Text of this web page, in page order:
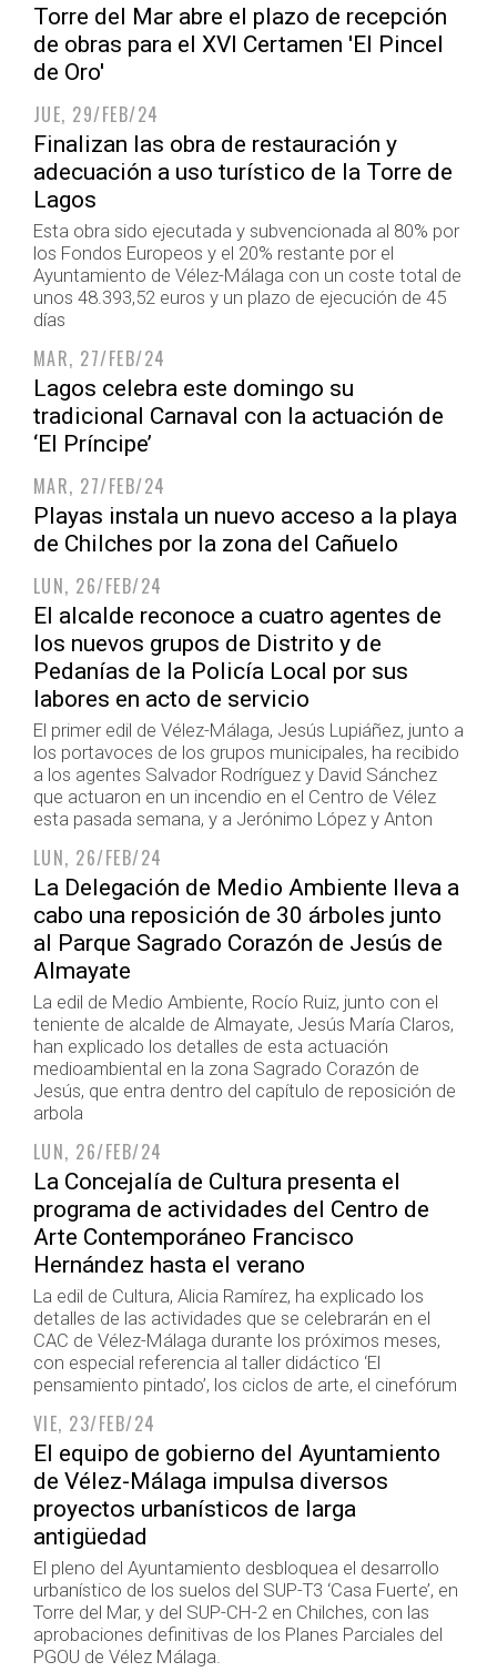
Torre del Mar abre el plazo de recepción
de obras para el XVI Certamen 'El Pincel
de Oro'
JUE, 29/FEB/24
Finalizan las obra de restauración y
adecuación a uso turístico de la Torre de
Lagos
Esta obra sido ejecutada y subvencionada al 80% por
los Fondos Europeos y el 20% restante por el
Ayuntamiento de Vélez-Málaga con un coste total de
unos 48.393,52 euros y un plazo de ejecución de 45
días
MAR, 27/FEB/24
Lagos celebra este domingo su
tradicional Carnaval con la actuación de
‘El Príncipe’
MAR, 27/FEB/24
Playas instala un nuevo acceso a la playa
de Chilches por la zona del Cañuelo
LUN, 26/FEB/24
El alcalde reconoce a cuatro agentes de
los nuevos grupos de Distrito y de
Pedanías de la Policía Local por sus
labores en acto de servicio
El primer edil de Vélez-Málaga, Jesús Lupiáñez, junto a
los portavoces de los grupos municipales, ha recibido
a los agentes Salvador Rodríguez y David Sánchez
que actuaron en un incendio en el Centro de Vélez
esta pasada semana, y a Jerónimo López y Anton
LUN, 26/FEB/24
La Delegación de Medio Ambiente lleva a
cabo una reposición de 30 árboles junto
al Parque Sagrado Corazón de Jesús de
Almayate
La edil de Medio Ambiente, Rocío Ruiz, junto con el
teniente de alcalde de Almayate, Jesús María Claros,
han explicado los detalles de esta actuación
medioambiental en la zona Sagrado Corazón de
Jesús, que entra dentro del capítulo de reposición de
arbola
LUN, 26/FEB/24
La Concejalía de Cultura presenta el
programa de actividades del Centro de
Arte Contemporáneo Francisco
Hernández hasta el verano
La edil de Cultura, Alicia Ramírez, ha explicado los
detalles de las actividades que se celebrarán en el
CAC de Vélez-Málaga durante los próximos meses,
con especial referencia al taller didáctico ‘El
pensamiento pintado’, los ciclos de arte, el cinefórum
VIE, 23/FEB/24
El equipo de gobierno del Ayuntamiento
de Vélez-Málaga impulsa diversos
proyectos urbanísticos de larga
antigüedad
El pleno del Ayuntamiento desbloquea el desarrollo
urbanístico de los suelos del SUP-T3 ‘Casa Fuerte’, en
Torre del Mar, y del SUP-CH-2 en Chilches, con las
aprobaciones definitivas de los Planes Parciales del
PGOU de Vélez Málaga.